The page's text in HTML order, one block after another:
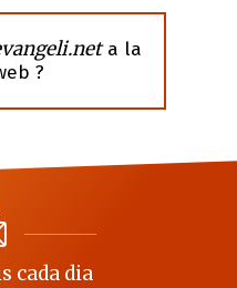
a la
?
cada dia